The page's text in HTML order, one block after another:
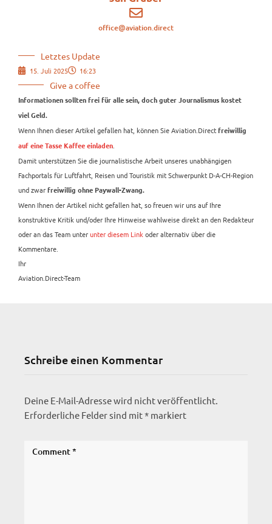
office@aviation.direct
Letztes Update
15. Juli 2025 16:23
Give a coffee
Informationen sollten frei für alle sein, doch guter Journalismus kostet
viel Geld.
Wenn Ihnen dieser Artikel gefallen hat, können Sie Aviation.Direct freiwillig
auf eine Tasse Kaffee einladen
Damit unterstützen Sie die journalistische Arbeit unseres unabhängigen
Fachportals für Luftfahrt, Reisen und Touristik mit Schwerpunkt D-A-CH-Region
und zwar freiwillig ohne Paywall-Zwang.
Wenn Ihnen der Artikel nicht gefallen hat, so freuen wir uns auf Ihre
konstruktive Kritik und/oder Ihre Hinweise wahlweise direkt an den Redakteur
oder an das Team unterunter diesem Link oder alternativ über die
Kommentare.
Ihr
Aviation.Direct-Team
Schreibe einen Kommentar
Deine E-Mail-Adresse wird nicht veröffentlicht.
Erforderliche Felder sind mit* markiert